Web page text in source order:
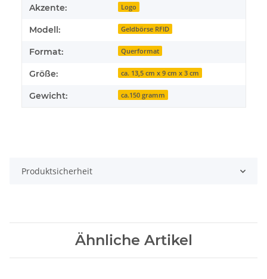
Akzente: Logo
Modell: Geldbörse RFID
Format: Querformat
Größe: ca. 13,5 cm x 9 cm x 3 cm
Gewicht: ca.150 gramm
Produktsicherheit
Ähnliche Artikel